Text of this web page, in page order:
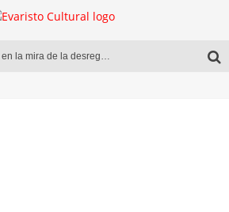
El libro en la mira de la desregulación